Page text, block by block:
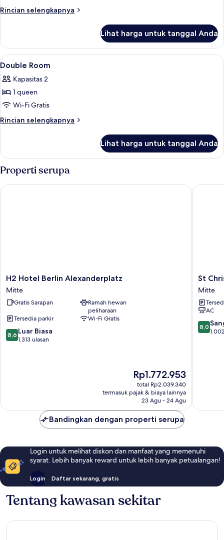
Room
Rincian selengkapnya
Rincian
Family
Room
Lihat harga untuk tanggal Anda
Lihat
semua
foto
untuk
Double
Room
Meja kerja, kedap suara, Wi-Fi gratis,
6
Double Room
Kapasitas 2
1 queen
Wi-Fi Gratis
Rincian selengkapnya
Rincian
Double
Room
Lihat harga untuk tanggal Anda
Properti serupa
H2
Hotel
Berlin
Alexanderplatz
H2 Hotel Berlin Alexanderplatz
Mitte
Gratis Sarapan
Ramah hewan
peliharaan
Tersedia parkir
Wi-Fi Gratis
8.6
dari
8,6 Luar Biasa
1.313 ulasan
Harga
sekarang
Rp1.772.953
Rp1.772.953
total Rp2.039.340
termasuk pajak & biaya lainnya
23 Agu - 24 Agu
H2 Hotel Berlin Alexanderplatz
St
Hotel
Berlin
-
Mitte
St
Mitte
AC
8.0
dari
8,0
St
Bandingkan dengan properti serupa
Login untuk melihat diskon dan manfaat yang memenuhi
syarat. Lebih banyak reward untuk lebih banyak petualangan!
Login Daftar sekarang, gratis
Tentang kawasan sekitar